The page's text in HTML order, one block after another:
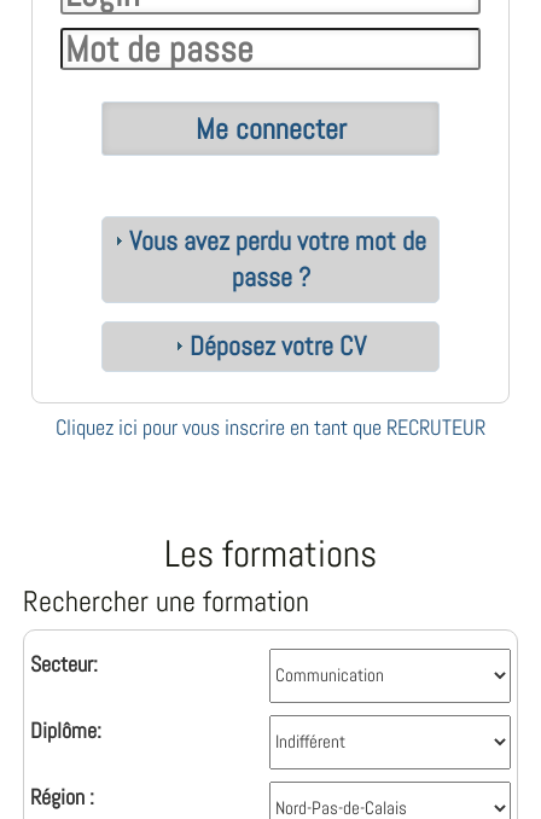
Vous avez perdu votre mot de
passe ?
Déposez votre CV
Cliquez ici pour vous inscrire en tant que RECRUTEUR
Les formations
Rechercher une formation
Secteur:
Diplôme:
Région :